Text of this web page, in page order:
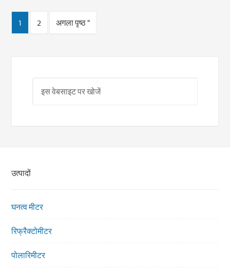
1 2 अगला पृष्ठ "
उत्पादों
घनत्व मीटर
रिफ्रैक्टोमीटर
पोलारिमीटर